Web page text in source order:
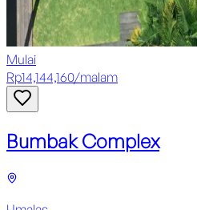
Mulai
Rp14,144,160/malam
Bumbak Complex